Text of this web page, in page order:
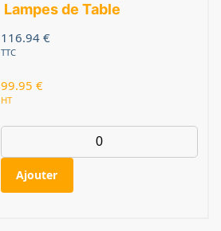
Lampes de Table
116.94 €
TTC
99.95 €
HT
Ajouter